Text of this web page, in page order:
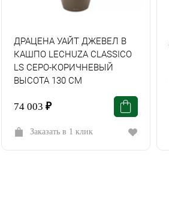
ДРАЦЕНА УАЙТ ДЖЕВЕЛ В
КАШПО LECHUZA СLASSICO
LS СЕРО-КОРИЧНЕВЫЙ
ВЫСОТА 130 СМ
74 003 ₽
Заказать в 1 клик